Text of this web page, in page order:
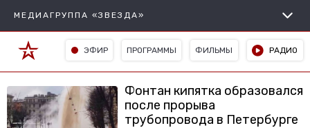
МЕДИАГРУППА «ЗВЕЗДА»
ЭФИР ПРОГРАММЫ ФИЛЬМЫ РАДИО
Фонтан кипятка образовался
после прорыва
трубопровода в Петербурге